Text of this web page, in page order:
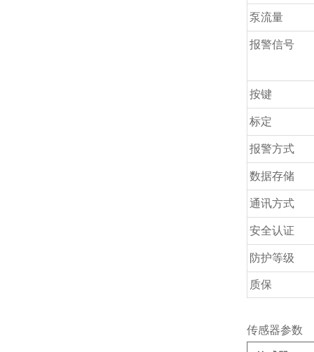
泵流量
报警信号
按键
标定
报警方式
数据存储
通讯方式
安全认证
防护等级
质保
传感器参数